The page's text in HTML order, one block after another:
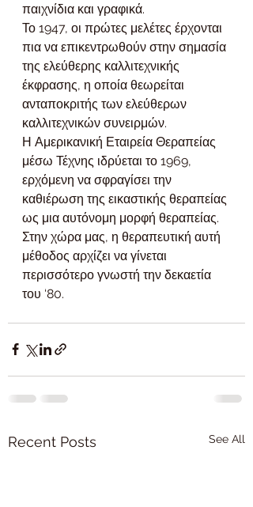
παιχνίδια και γραφικά.
Το 1947, οι πρώτες μελέτες έρχονται
πια να επικεντρωθούν στην σημασία
της ελεύθερης καλλιτεχνικής
έκφρασης, η οποία θεωρείται
ανταποκριτής των ελεύθερων
καλλιτεχνικών συνειρμών.
Η Αμερικανική Εταιρεία Θεραπείας
μέσω Τέχνης ιδρύεται το 1969,
ερχόμενη να σφραγίσει την
καθιέρωση της εικαστικής θεραπείας
ως μια αυτόνομη μορφή θεραπείας.
Στην χώρα μας, η θεραπευτική αυτή
μέθοδος αρχίζει να γίνεται
περισσότερο γνωστή την δεκαετία
του ‘80.
Recent Posts See All